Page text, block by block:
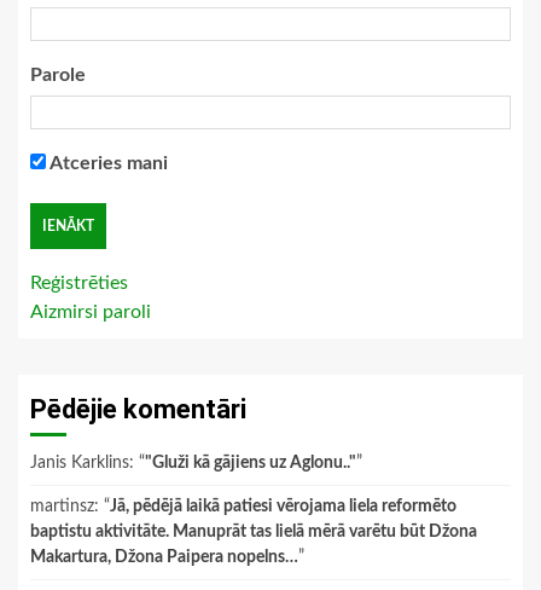
Parole
Atceries mani
Reģistrēties
Aizmirsi paroli
Pēdējie komentāri
Janis Karklins: “"Gluži kā gājiens uz Aglonu.."”
martinsz: “Jā, pēdējā laikā patiesi vērojama liela reformēto
baptistu aktivitāte. Manuprāt tas lielā mērā varētu būt Džona
Makartura, Džona Paipera nopelns…”